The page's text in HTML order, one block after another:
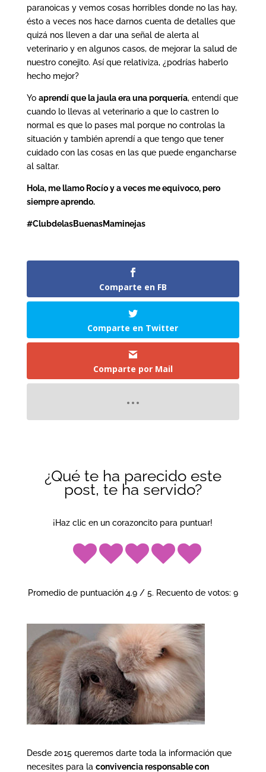
paranoicas y vemos cosas horribles donde no las hay,
ésto a veces nos hace darnos cuenta de detalles que
quizá nos lleven a dar una señal de alerta al
veterinario y en algunos casos, de mejorar la salud de
nuestro conejito. Así que relativiza, ¿podrías haberlo
hecho mejor?
Yo aprendí que la jaula era una porquería, entendí que
cuando lo llevas al veterinario a que lo castren lo
normal es que lo pases mal porque no controlas la
situación y también aprendí a que tengo que tener
cuidado con las cosas en las que puede engancharse
al saltar.
Hola, me llamo Rocío y a veces me equivoco, pero
siempre aprendo.
#ClubdelasBuenasMaminejas
Comparte en FB
Comparte en Twitter
Comparte por Mail
¿Qué te ha parecido este
post, te ha servido?
¡Haz clic en un corazoncito para puntuar!
Promedio de puntuación 4.9/ 5. Recuento de votos: 9
Desde 2015 queremos darte toda la información que
necesites para la convivencia responsable con